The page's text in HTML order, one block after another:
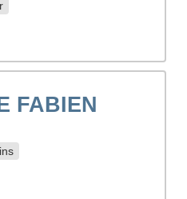
FABIEN